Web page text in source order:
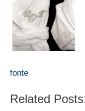
fonte
Related